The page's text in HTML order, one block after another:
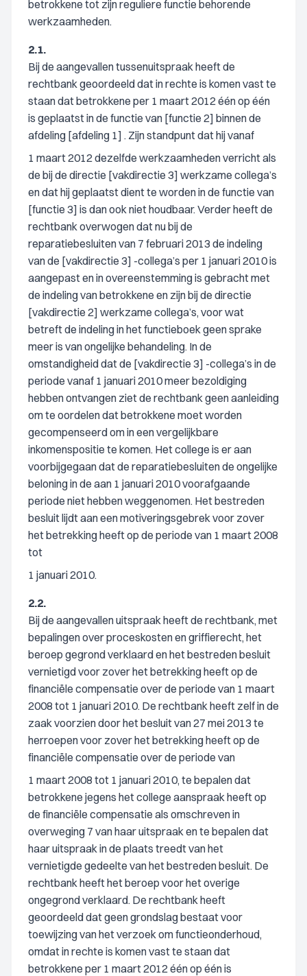
betrokkene tot zijn reguliere functie behorende
werkzaamheden.
2.1.
Bij de aangevallen tussenuitspraak heeft de
rechtbank geoordeeld dat in rechte is komen vast te
staan dat betrokkene per 1 maart 2012 één op één
is geplaatst in de functie van [functie 2] binnen de
afdeling [afdeling 1] . Zijn standpunt dat hij vanaf
1 maart 2012 dezelfde werkzaamheden verricht als
de bij de directie [vakdirectie 3] werkzame collega’s
en dat hij geplaatst dient te worden in de functie van
[functie 3] is dan ook niet houdbaar. Verder heeft de
rechtbank overwogen dat nu bij de
reparatiebesluiten van 7 februari 2013 de indeling
van de [vakdirectie 3] -collega’s per 1 januari 2010 is
aangepast en in overeenstemming is gebracht met
de indeling van betrokkene en zijn bij de directie
[vakdirectie 2] werkzame collega’s, voor wat
betreft de indeling in het functieboek geen sprake
meer is van ongelijke behandeling. In de
omstandigheid dat de [vakdirectie 3] -collega’s in de
periode vanaf 1 januari 2010 meer bezoldiging
hebben ontvangen ziet de rechtbank geen aanleiding
om te oordelen dat betrokkene moet worden
gecompenseerd om in een vergelijkbare
inkomenspositie te komen. Het college is er aan
voorbijgegaan dat de reparatiebesluiten de ongelijke
beloning in de aan 1 januari 2010 voorafgaande
periode niet hebben weggenomen. Het bestreden
besluit lijdt aan een motiveringsgebrek voor zover
het betrekking heeft op de periode van 1 maart 2008
tot
1 januari 2010.
2.2.
Bij de aangevallen uitspraak heeft de rechtbank, met
bepalingen over proceskosten en griffierecht, het
beroep gegrond verklaard en het bestreden besluit
vernietigd voor zover het betrekking heeft op de
financiële compensatie over de periode van 1 maart
2008 tot 1 januari 2010. De rechtbank heeft zelf in de
zaak voorzien door het besluit van 27 mei 2013 te
herroepen voor zover het betrekking heeft op de
financiële compensatie over de periode van
1 maart 2008 tot 1 januari 2010, te bepalen dat
betrokkene jegens het college aanspraak heeft op
de financiële compensatie als omschreven in
overweging 7 van haar uitspraak en te bepalen dat
haar uitspraak in de plaats treedt van het
vernietigde gedeelte van het bestreden besluit. De
rechtbank heeft het beroep voor het overige
ongegrond verklaard. De rechtbank heeft
geoordeeld dat geen grondslag bestaat voor
toewijzing van het verzoek om functieonderhoud,
omdat in rechte is komen vast te staan dat
betrokkene per 1 maart 2012 één op één is